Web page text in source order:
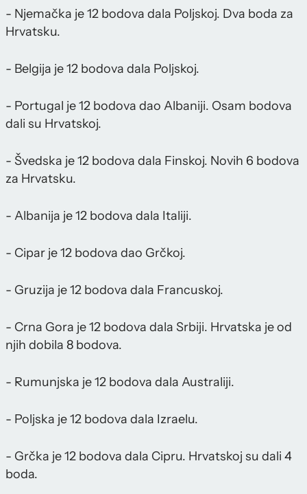
- Njemačka je 12 bodova dala Poljskoj. Dva boda za
Hrvatsku.
- Belgija je 12 bodova dala Poljskoj.
- Portugal je 12 bodova dao Albaniji. Osam bodova
dali su Hrvatskoj.
- Švedska je 12 bodova dala Finskoj. Novih 6 bodova
za Hrvatsku.
- Albanija je 12 bodova dala Italiji.
- Cipar je 12 bodova dao Grčkoj.
- Gruzija je 12 bodova dala Francuskoj.
- Crna Gora je 12 bodova dala Srbiji. Hrvatska je od
njih dobila 8 bodova.
- Rumunjska je 12 bodova dala Australiji.
- Poljska je 12 bodova dala Izraelu.
- Grčka je 12 bodova dala Cipru. Hrvatskoj su dali 4
boda.